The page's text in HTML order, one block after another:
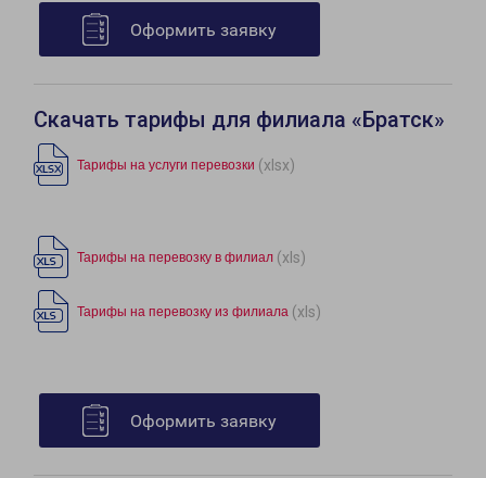
Оформить заявку
Скачать тарифы для филиала «Братск»
Тарифы на услуги перевозки (xlsx)
Тарифы на перевозку в филиал (xls)
Тарифы на перевозку из филиала (xls)
Оформить заявку